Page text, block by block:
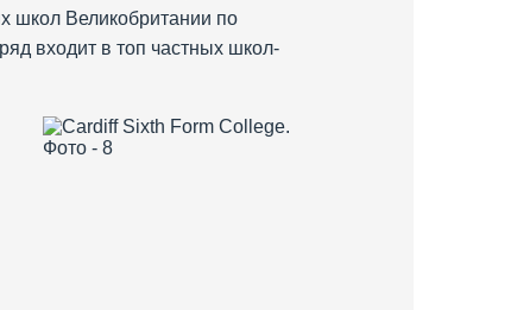
школ Великобритании по
входит в топ частных школ-